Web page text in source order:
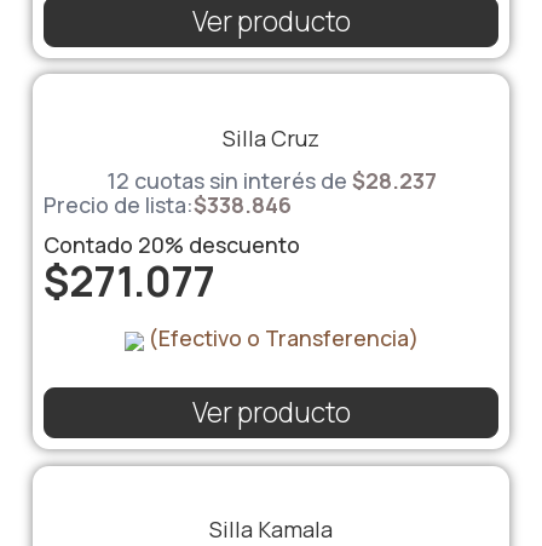
Ver producto
Silla Cruz
12 cuotas sin interés de $28.237
Precio de lista:$338.846
Contado 20% descuento
$271.077
(Efectivo o Transferencia)
Ver producto
Silla Kamala